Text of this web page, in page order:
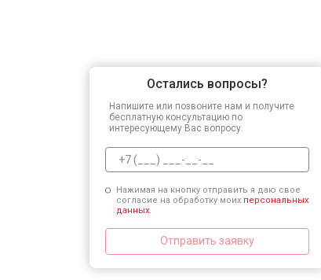
Остались вопросы?
Напишите или позвоните нам и получите
бесплатную консультацию по
интересующему Вас вопросу.
Нажимая на кнопку отправить я даю свое
согласие на обработку моих персональных
данных.
Отправить заявку